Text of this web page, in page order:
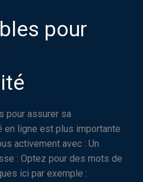
pour
pour assurer sa
en ligne est plus importante
activement avec : Un
: Optez pour des mots de
ici par exemple :